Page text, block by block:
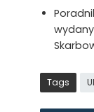
Tags